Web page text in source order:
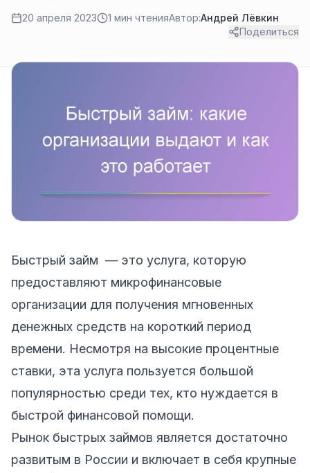
20 апреля 2023 1 мин чтенияАвтор:Андрей Лёвкин
Поделиться
Быстрый займ — это услуга, которую
предоставляют микрофинансовые
организации для получения мгновенных
денежных средств на короткий период
времени. Несмотря на высокие процентные
ставки, эта услуга пользуется большой
популярностью среди тех, кто нуждается в
быстрой финансовой помощи.
Рынок быстрых займов является достаточно
развитым в России и включает в себя крупные